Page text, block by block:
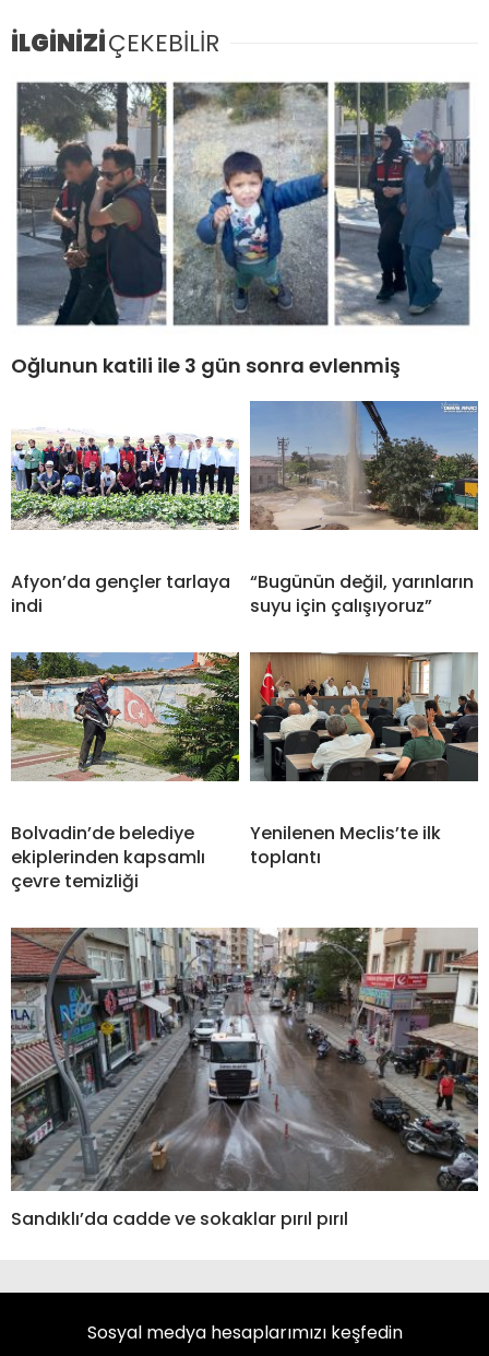
İLGİNİZİÇEKEBİLİR
Oğlunun katili ile 3 gün sonra evlenmiş
Afyon’da gençler tarlaya
indi
“Bugünün değil, yarınların
suyu için çalışıyoruz”
Bolvadin’de belediye
ekiplerinden kapsamlı
çevre temizliği
Yenilenen Meclis’te ilk
toplantı
Sandıklı’da cadde ve sokaklar pırıl pırıl
Sosyal medya hesaplarımızı keşfedin